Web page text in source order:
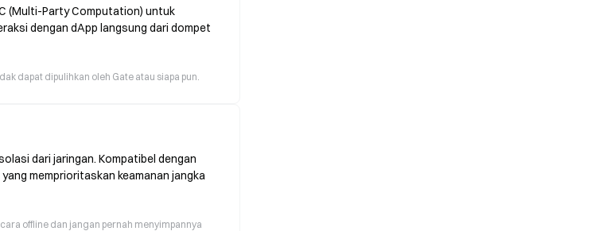
(Multi-Party Computation) untuk
dengan dApp langsung dari dompet
dapat dipulihkan oleh Gate atau siapa pun.
dari jaringan. Kompatibel dengan
memprioritaskan keamanan jangka
offline dan jangan pernah menyimpannya